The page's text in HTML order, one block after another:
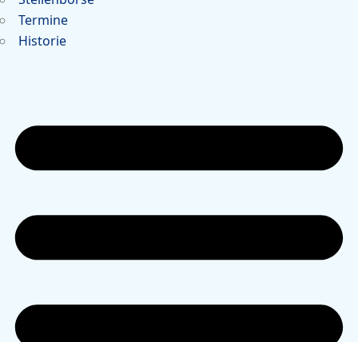
Termine
Historie